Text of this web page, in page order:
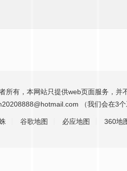
所有，本网站只提供web页面服务，并
（我们会在3个
谷歌地图 必应地图 360地